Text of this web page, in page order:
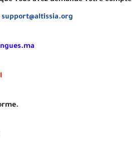
support@altissia.org